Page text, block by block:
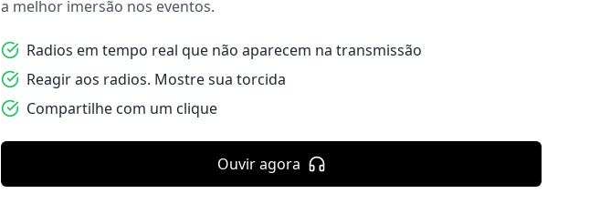
a melhor imersão nos eventos.
Radios em tempo real que não aparecem na transmissão
Reagir aos radios. Mostre sua torcida
Compartilhe com um clique
Ouvir agora